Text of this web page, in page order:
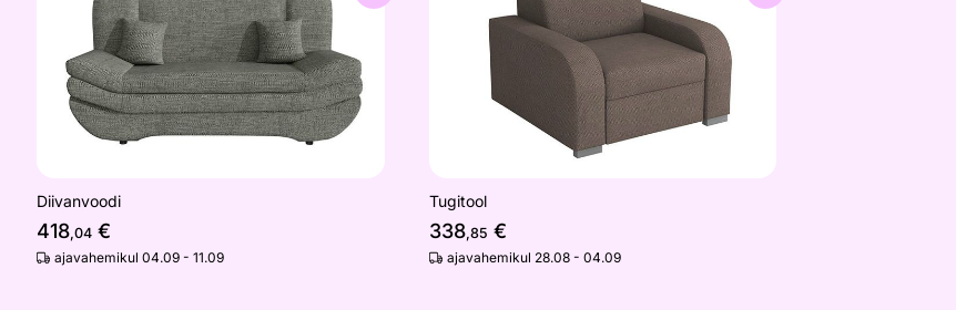
Diivanvoodi
418,04 €
ajavahemikul 04.09 - 11.09
Tugitool
338,85 €
ajavahemikul 28.08 - 04.09